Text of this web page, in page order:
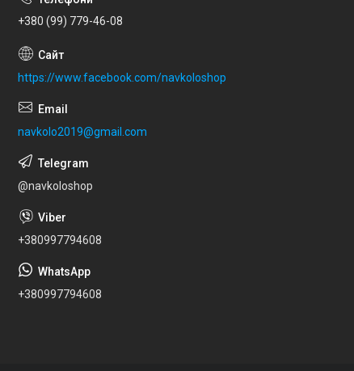
+380 (99) 779-46-08
https://www.facebook.com/navkoloshop
navkolo2019@gmail.com
@navkoloshop
+380997794608
+380997794608